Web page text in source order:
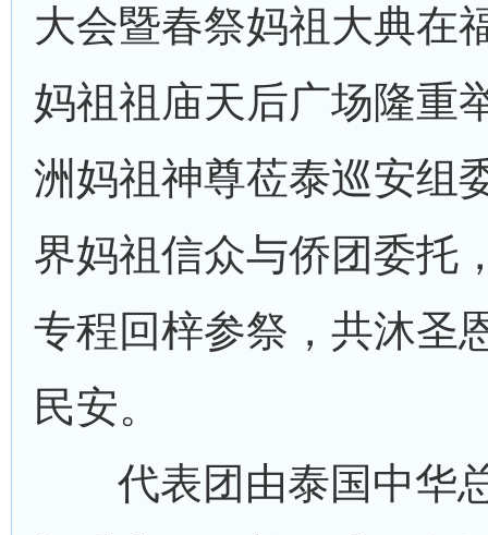
大会暨春祭妈祖大典在
妈祖祖庙天后广场隆重
洲妈祖神尊莅泰巡安组
界妈祖信众与侨团委托
专程回梓参祭，共沐圣
民安。
代表团由泰国中华